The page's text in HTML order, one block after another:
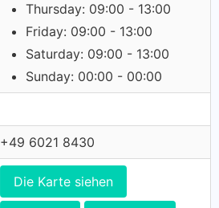
Thursday: 09:00 - 13:00
Friday: 09:00 - 13:00
Saturday: 09:00 - 13:00
Sunday: 00:00 - 00:00
+49 6021 8430
Die Karte siehen